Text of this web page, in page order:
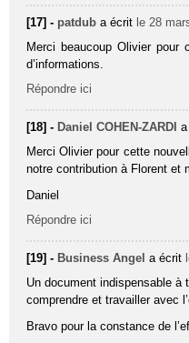
[17] - patdub a écrit le 28
Merci beaucoup Olivier pour
d’informations.
Répondre ici
[18] - Daniel COHEN-ZARDI
Merci Olivier pour cette
notre contribution à Florent et
Daniel
Répondre ici
[19] - Business Angel a écrit
Un document indispensable à
comprendre et travailler avec
Bravo pour la constance de